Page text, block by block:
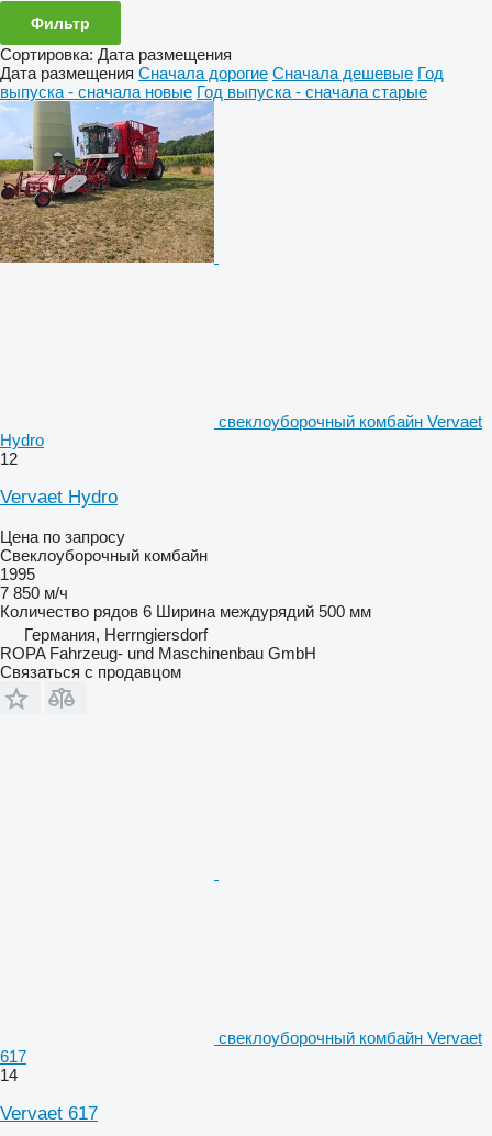
Фильтр
Сортировка: Дата размещения
Дата размещения Сначала дорогие Сначала дешевые Год
выпуска - сначала новые Год выпуска - сначала старые
свеклоуборочный комбайн Vervaet
Hydro
12
Vervaet Hydro
Цена по запросу
Свеклоуборочный комбайн
1995
7 850 м/ч
Количество рядов 6 Ширина междурядий 500 мм
Германия, Herrngiersdorf
ROPA Fahrzeug- und Maschinenbau GmbH
Связаться с продавцом
свеклоуборочный комбайн Vervaet
617
14
Vervaet 617